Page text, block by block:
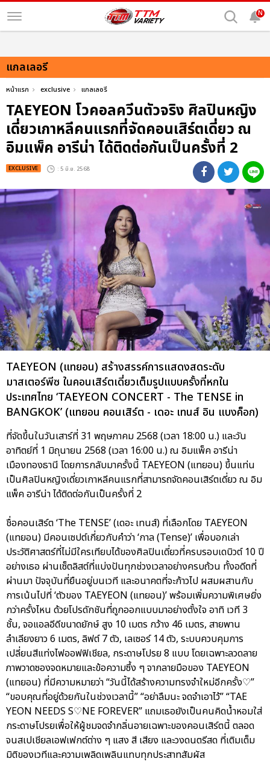
N
แกลเลอรี
หน้าแรก exclusive แกลเลอรี
TAEYEON โวคอลควีนตัวจริง ศิลปินหญิง
เดี่ยวเกาหลีคนแรกที่จัดคอนเสิร์ตเดี่ยว ณ
อิมแพ็ค อารีน่า ได้ติดต่อกันเป็นครั้งที่ 2
EXCLUSIVE : 5 มิ.ย. 2568
TAEYEON (แทยอน) สร้างสรรค์การแสดงสดระดับ
มาสเตอร์พีซ ในคอนเสิร์ตเดี่ยวเต็มรูปแบบครั้งที่หกใน
ประเทศไทย ‘TAEYEON CONCERT - The TENSE in
BANGKOK’ (แทยอน คอนเสิร์ต - เดอะ เทนส์ อิน แบงค็อก)
ที่จัดขึ้นในวันเสาร์ที่ 31 พฤษภาคม 2568 (เวลา 18:00 น.) และวัน
อาทิตย์ที่ 1 มิถุนายน 2568 (เวลา 16:00 น.) ณ อิมแพ็ค อารีน่า
เมืองทองธานี โดยการกลับมาครั้งนี้ TAEYEON (แทยอน) ขึ้นแท่น
เป็นศิลปินหญิงเดี่ยวเกาหลีคนแรกที่สามารถจัดคอนเสิร์ตเดี่ยว ณ อิม
แพ็ค อารีน่า ได้ติดต่อกันเป็นครั้งที่ 2
ชื่อคอนเสิร์ต ‘The TENSE’ (เดอะ เทนส์) ที่เลือกโดย TAEYEON
(แทยอน) มีคอนเซปต์เกี่ยวกับคำว่า ‘กาล (Tense)’ เพื่อบอกเล่า
ประวัติศาสตร์ที่ไม่มีใครเทียบได้ของศิลปินเดี่ยวที่ครบรอบเดบิวต์ 10 ปี
อย่างเธอ ผ่านเซ็ตลิสต์ที่แบ่งปันทุกช่วงเวลาอย่างครบถ้วน ทั้งอดีตที่
ผ่านมา ปัจจุบันที่ยืนอยู่บนเวที และอนาคตที่จะก้าวไป ผสมผสานกับ
การเน้นไปที่ ‘ตัวของ TAEYEON (แทยอน)’ พร้อมเพิ่มความพิเศษยิ่ง
กว่าครั้งไหน ด้วยโปรดักชันที่ถูกออกแบบมาอย่างตั้งใจ อาทิ เวที 3
ชั้น, จอแอลอีดีขนาดยักษ์ สูง 10 เมตร กว้าง 46 เมตร, สายพาน
ลำเลียงยาว 6 เมตร, ลิฟต์ 7 ตัว, เลเซอร์ 14 ตัว, ระบบควบคุมการ
เปลี่ยนสีแท่งไฟออฟฟิเชียล, กระดาษโปรย 8 แบบ โดยเฉพาะลวดลาย
ภาพวาดซองจดหมายและข้อความซึ้ง ๆ จากลายมือของ TAEYEON
(แทยอน) ที่มีความหมายว่า “วันนี้ได้สร้างความทรงจำใหม่อีกครั้ง♡”
“ขอบคุณที่อยู่ด้วยกันในช่วงเวลานี้” “อย่าลืมนะ จดจำเอาไว้” “TAE
YEON NEEDS S♡NE FOREVER” แถมเธอยังเป็นคนคิดน้ำหอมใส่
กระดาษโปรยเพื่อให้ผู้ชมจดจำกลิ่นอายเฉพาะของคอนเสิร์ตนี้ ตลอด
จนสเปเชียลเอฟเฟกต์ต่าง ๆ แสง สี เสียง และวงดนตรีสด ที่เติมเต็ม
มิติของเวทีและความเพลิดเพลินแทบทุกประสาทสัมผัส